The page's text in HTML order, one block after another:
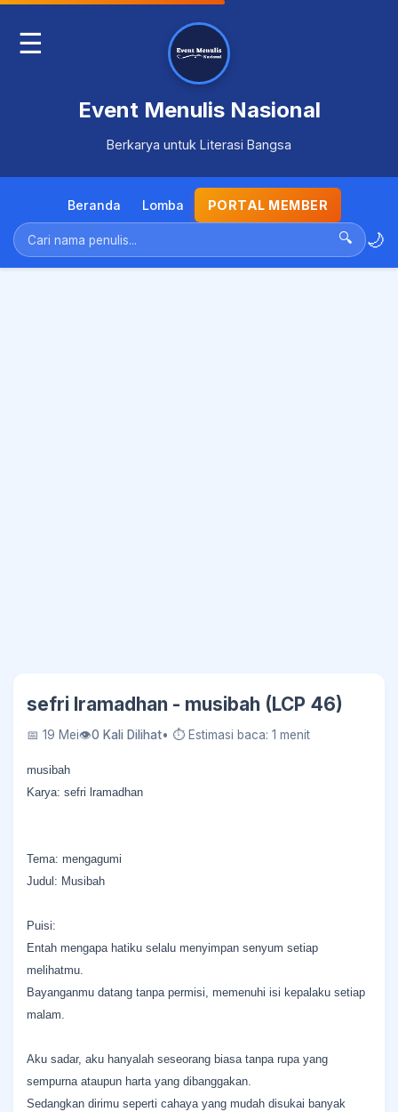
☰
Event Menulis Nasional
Berkarya untuk Literasi Bangsa
Beranda Lomba PORTAL MEMBER
🔍 🌙
sefri lramadhan - musibah (LCP 46)
📅 19 Mei👁0 Kali Dilihat• ⏱ Estimasi baca: 1 menit
musibah
Karya: sefri lramadhan
Tema: mengagumi
Judul: Musibah
Puisi:
Entah mengapa hatiku selalu menyimpan senyum setiap
melihatmu.
Bayanganmu datang tanpa permisi, memenuhi isi kepalaku setiap
malam.
Aku sadar, aku hanyalah seseorang biasa tanpa rupa yang
sempurna ataupun harta yang dibanggakan.
Sedangkan dirimu seperti cahaya yang mudah disukai banyak